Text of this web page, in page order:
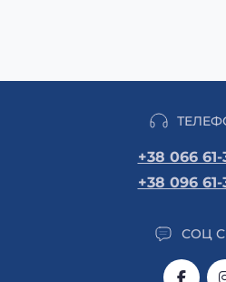
+38 066 61-
+38 096 61-
СОЦ